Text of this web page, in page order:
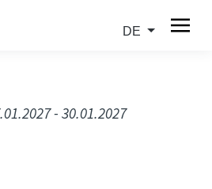
DE
- 30.01.2027